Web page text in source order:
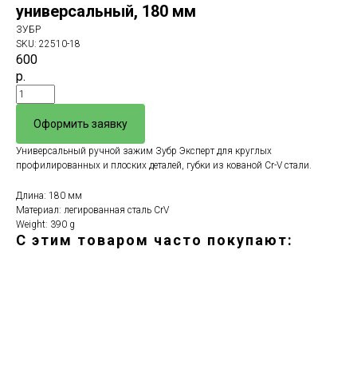
универсальный, 180 мм
ЗУБР
SKU: 22510-18
600
р.
Оформить заявку
Универсальный ручной зажим Зубр Эксперт для круглых
профилированных и плоских деталей, губки из кованой Cr-V стали.
Длина: 180 мм
Материал: легированная сталь CrV
Weight: 390 g
С этим товаром часто покупают: